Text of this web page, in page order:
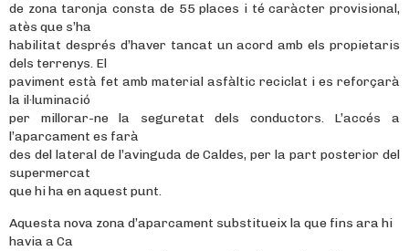
de zona taronja consta de 55 places i té caràcter provisional,
atès que s’ha
habilitat després d’haver tancat un acord amb els propietaris
dels terrenys. El
paviment està fet amb material asfàltic reciclat i es reforçarà
la il·luminació
per millorar-ne la seguretat dels conductors. L’accés a
l’aparcament es farà
des del lateral de l’avinguda de Caldes, per la part posterior del
supermercat
que hi ha en aquest punt.
Aquesta nova zona d’aparcament substitueix la que fins ara hi
havia a Ca